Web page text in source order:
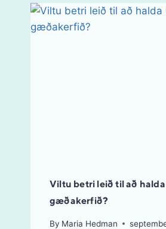
Viltu betri leið til að
gæðakerfið?
By Maria Hedman